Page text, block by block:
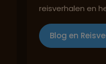
reisverhalen en
Blog en